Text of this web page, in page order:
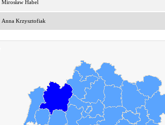
Mirosław Habel
Anna Krzysztofiak